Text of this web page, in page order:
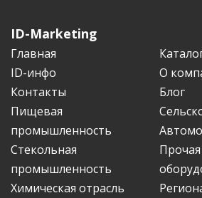
ID-Marketing
Главная
ID-инфо
О
Контакты
Блог
Пищевая
промышленность
Стекольная
промышленность
Химическая отрасль